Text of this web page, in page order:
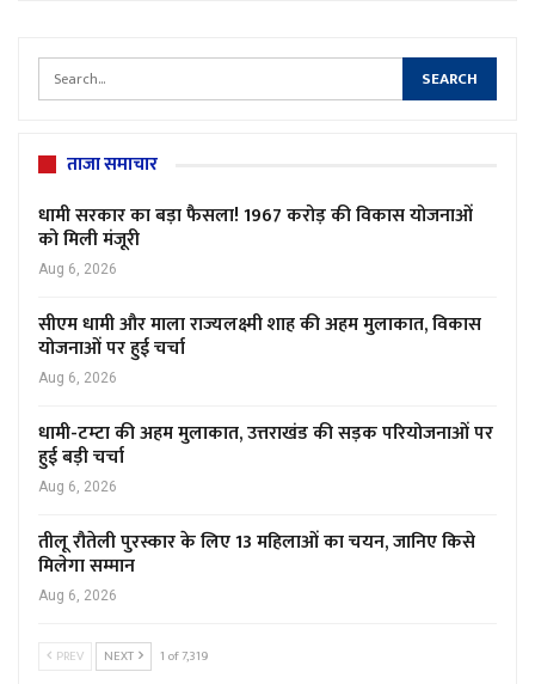
ताजा समाचार
धामी सरकार का बड़ा फैसला! 1967 करोड़ की विकास योजनाओं
को मिली मंजूरी
Aug 6, 2026
सीएम धामी और माला राज्यलक्ष्मी शाह की अहम मुलाकात, विकास
योजनाओं पर हुई चर्चा
Aug 6, 2026
धामी-टम्टा की अहम मुलाकात, उत्तराखंड की सड़क परियोजनाओं पर
हुई बड़ी चर्चा
Aug 6, 2026
तीलू रौतेली पुरस्कार के लिए 13 महिलाओं का चयन, जानिए किसे
मिलेगा सम्मान
Aug 6, 2026
PREV NEXT 1 of 7,319